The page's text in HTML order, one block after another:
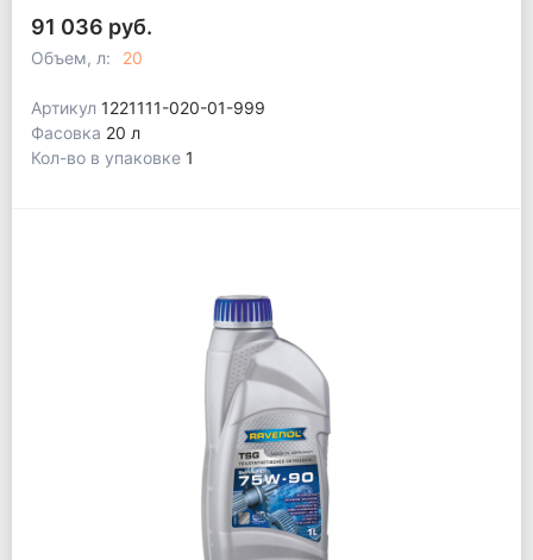
91 036 руб.
Объем, л: 20
Артикул 1221111-020-01-999
Фасовка 20 л
Кол-во в упаковке 1